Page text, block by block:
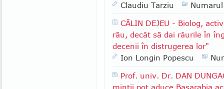
Claudiu Tarziu
CĂLIN DEJEU - Biolog,
rău, decât să dai râurile în
decenii în distrugerea lor"
Ion Longin Popescu
Prof. univ. Dr. DAN
minţii pot aduce Basarabia